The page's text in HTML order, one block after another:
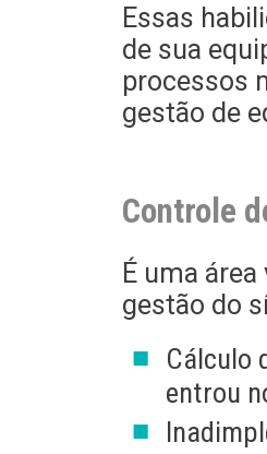
Essas
de sua
processos
gestão de
Controle
É uma
gestão do
Cálculo
entrou